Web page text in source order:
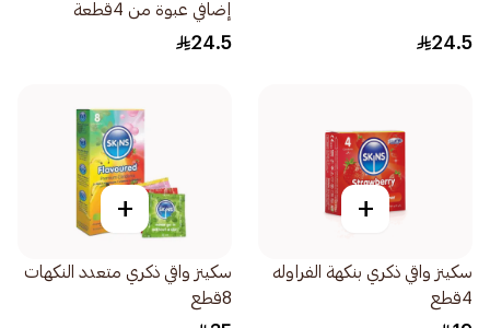
24.5
إضافي عبوة من 4قطعة
24.5
+
سكينز واقي ذكري بنكهة الفراوله
4قطع
+
سكينز واقي ذكري متعدد النكهات
8قطع